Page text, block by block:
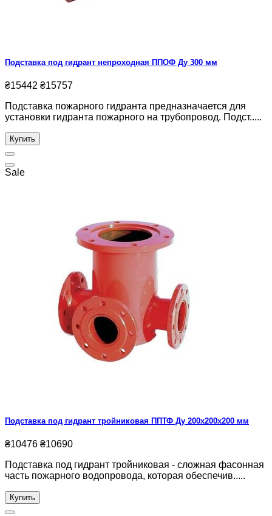
Подставка под гидрант непроходная ППОФ Ду 300 мм
₴15442 ₴15757
Подставка пожарного гидранта предназначается для
установки гидранта пожарного на трубопровод. Подст.....
Купить
Sale
Подставка под гидрант тройниковая ППТФ Ду 200х200х200 мм
₴10476 ₴10690
Подставка под гидрант тройниковая - сложная фасонная
часть пожарного водопровода, которая обеспечив.....
Купить